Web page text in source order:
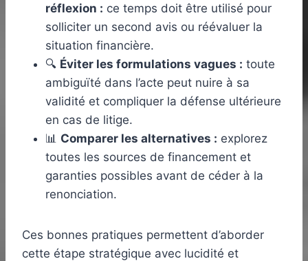
réflexion : ce temps doit être utilisé pour
solliciter un second avis ou réévaluer la
situation financière.
🔍 Éviter les formulations vagues : toute
ambiguïté dans l’acte peut nuire à sa
validité et compliquer la défense ultérieure
en cas de litige.
📊 Comparer les alternatives : explorez
toutes les sources de financement et
garanties possibles avant de céder à la
renonciation.
Ces bonnes pratiques permettent d’aborder
cette étape stratégique avec lucidité et